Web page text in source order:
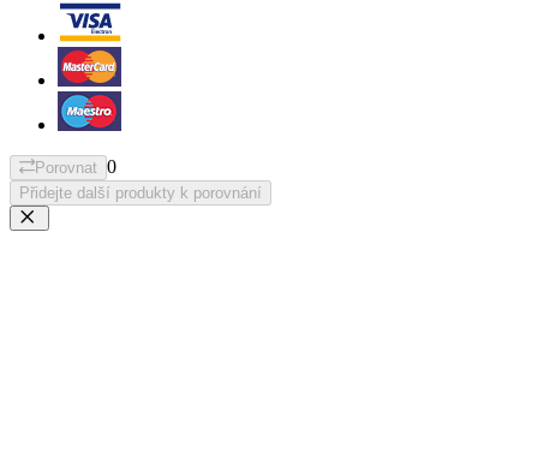
Porovnat 0
Přidejte další produkty k porovnání